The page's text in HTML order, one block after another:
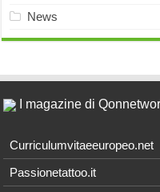
News
I magazine di
Curriculumvitaeeuropeo.net
Passionetattoo.it